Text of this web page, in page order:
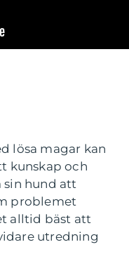
lösa magar kan
kunskap och
sin hund att
problemet
alltid bäst att
utredning